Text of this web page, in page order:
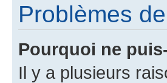
Problèmes
Pourquoi ne
Il y a plusieurs